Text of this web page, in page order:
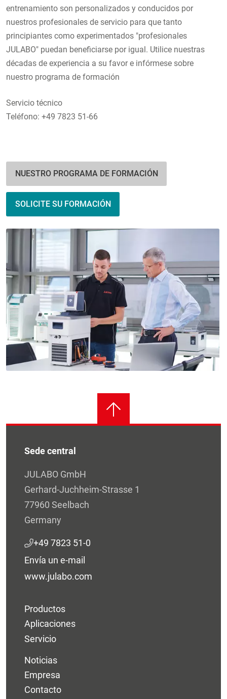
entrenamiento son personalizados y conducidos por
nuestros profesionales de servicio para que tanto
principiantes como experimentados "profesionales
JULABO" puedan beneficiarse por igual. Utilice nuestras
décadas de experiencia a su favor e infórmese sobre
nuestro programa de formación
Servicio técnico
Teléfono: +49 7823 51-66
NUESTRO PROGRAMA DE FORMACIÓN
SOLICITE SU FORMACIÓN
Sede central
JULABO GmbH
Gerhard-Juchheim-Strasse 1
77960 Seelbach
Germany
+49 7823 51-0
Envía un e-mail
www.julabo.com
Productos
Aplicaciones
Servicio
Noticias
Empresa
Contacto